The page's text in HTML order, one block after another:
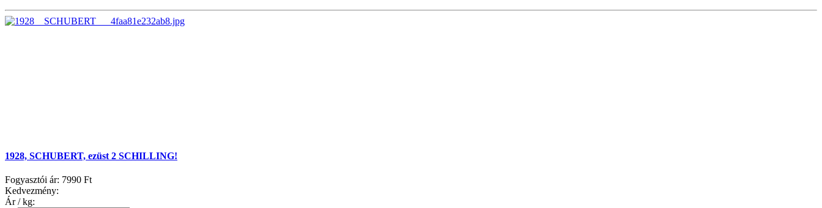
1928, SCHUBERT, ezüst 2 SCHILLING!
Fogyasztói ár: 7990 Ft
Kedvezmény:
Ár / kg: